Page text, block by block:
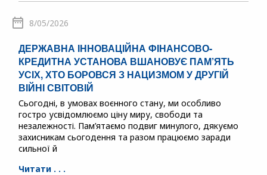
8/05/2026
ДЕРЖАВНА ІННОВАЦІЙНА ФІНАНСОВО-
КРЕДИТНА УСТАНОВА ВШАНОВУЄ ПАМ’ЯТЬ
УСІХ, ХТО БОРОВСЯ З НАЦИЗМОМ У ДРУГІЙ
ВІЙНІ СВІТОВІЙ
Сьогодні, в умовах воєнного стану, ми особливо
гостро усвідомлюємо ціну миру, свободи та
незалежності. Пам’ятаємо подвиг минулого, дякуємо
захисникам сьогодення та разом працюємо заради
сильної й
Читати . . .